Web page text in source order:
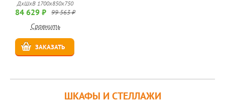
ДхШхВ 1700х850х750
84 629 ₽ 99 563 ₽
Сравнить
ЗАКАЗАТЬ
ШКАФЫ И СТЕЛЛАЖИ